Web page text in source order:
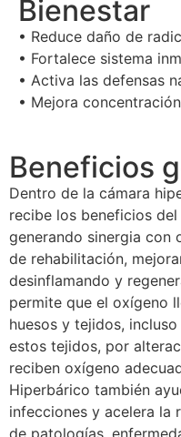
Bienestar
• Reduce daño de
• Fortalece sistema
• Activa las defensas
• Mejora concentración
Beneficios
Dentro de la cámara
recibe los beneficios
generando sinergia con
de rehabilitación,
desinflamando y
permite que el oxígeno
huesos y tejidos,
estos tejidos, por
reciben oxígeno
Hiperbárico también
infecciones y acelera la